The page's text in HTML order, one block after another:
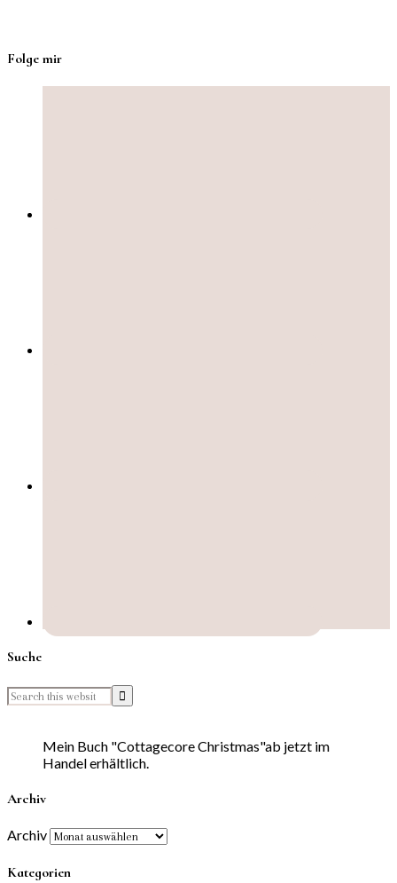
Folge mir
Suche
Mein Buch "Cottagecore Christmas"ab jetzt im
Handel erhältlich.
Archiv
Archiv
Kategorien